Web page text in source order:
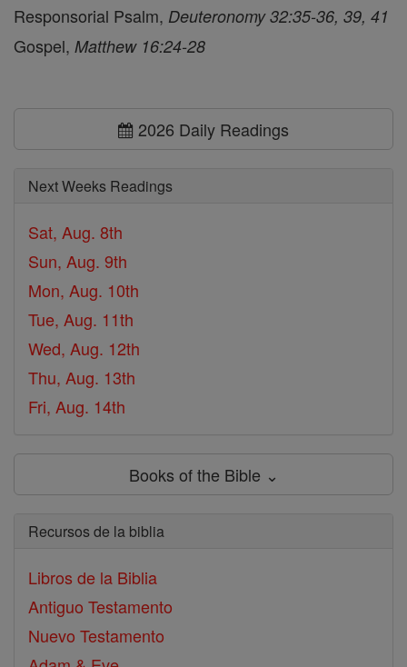
Responsorial Psalm, Deuteronomy 32:35-36, 39, 41
Gospel, Matthew 16:24-28
2026 Daily Readings
Next Weeks Readings
Sat, Aug. 8th
Sun, Aug. 9th
Mon, Aug. 10th
Tue, Aug. 11th
Wed, Aug. 12th
Thu, Aug. 13th
Fri, Aug. 14th
Books of the Bible ⌄
Recursos de la biblia
Libros de la Biblia
Antiguo Testamento
Nuevo Testamento